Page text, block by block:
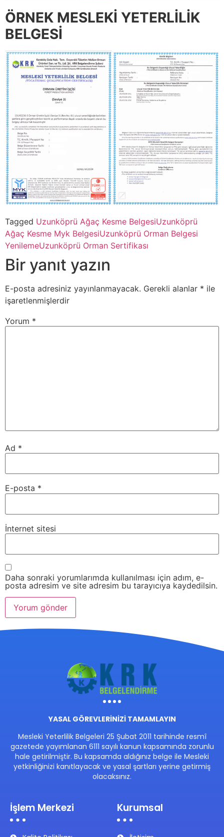
ÖRNEK MESLEKİ YETERLİLİK
BELGESİ
Tagged Uzunköprü Ağaç Kesme BelgesiUzunköprü
Ağaç Kesme Myk BelgesiUzunköprü Orman Belgesi
YenilemeUzunköprü Orman Sertifikası
Bir yanıt yazın
E-posta adresiniz yayınlanmayacak. Gerekli alanlar * ile
işaretlenmişlerdir
Yorum *
Ad *
E-posta *
İnternet sitesi
Daha sonraki yorumlarımda kullanılması için adım, e-
posta adresim ve site adresim bu tarayıcıya kaydedilsin.
YASAL GÖREVLERİNİZİ TAMAMLAYIN
Mesleki Yeterlilik Belgeleri 25 Şubat 2011 tarihinde resmî
gazetede yayımlanan 6111 sayılı kanun kapsamında zorunlu
hale getirilmiştir. Bu kapsamda aldığınız belge ile Mesleki
yetkinliğinizi kanıtlayacak ve yasal şartları yerine getirmiş
olacaksınız.
İşlem Merkezi Kurumsal